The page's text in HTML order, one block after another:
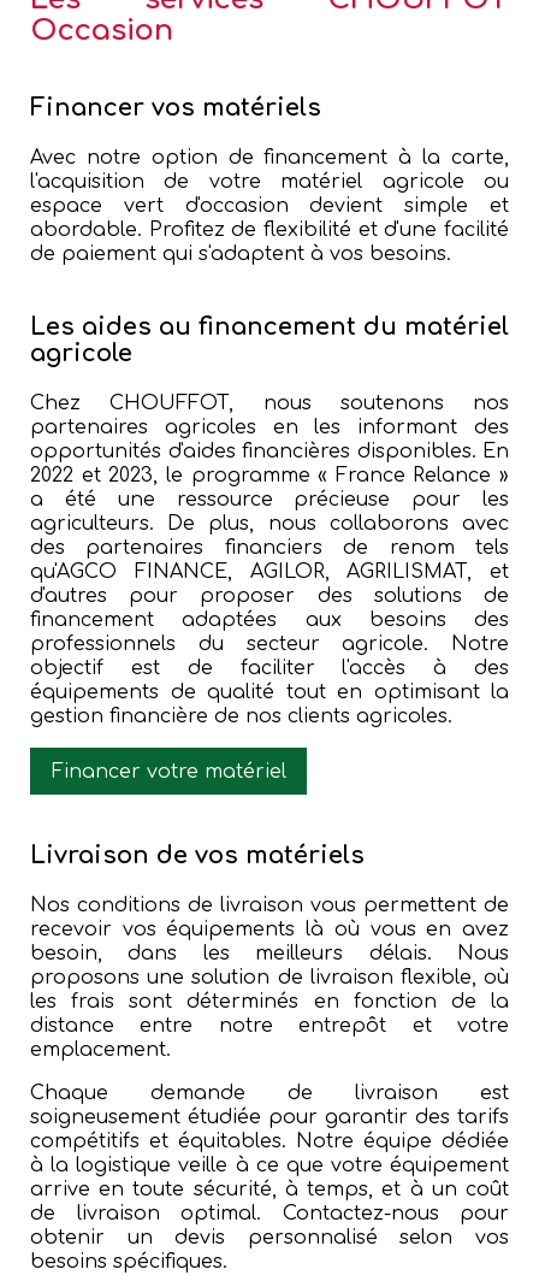
Occasion
Financer vos matériels
Avec notre option de financement à la carte,
l'acquisition de votre matériel agricole ou
espace vert d'occasion devient simple et
abordable. Profitez de flexibilité et d'une facilité
de paiement qui s'adaptent à vos besoins.
Les aides au financement du matériel
agricole
Chez CHOUFFOT, nous soutenons nos
partenaires agricoles en les informant des
opportunités d'aides financières disponibles. En
2022 et 2023, le programme « France Relance »
a été une ressource précieuse pour les
agriculteurs. De plus, nous collaborons avec
des partenaires financiers de renom tels
qu'AGCO FINANCE, AGILOR, AGRILISMAT, et
d'autres pour proposer des solutions de
financement adaptées aux besoins des
professionnels du secteur agricole. Notre
objectif est de faciliter l'accès à des
équipements de qualité tout en optimisant la
gestion financière de nos clients agricoles.
Financer votre matériel
Livraison de vos matériels
Nos conditions de livraison vous permettent de
recevoir vos équipements là où vous en avez
besoin, dans les meilleurs délais. Nous
proposons une solution de livraison flexible, où
les frais sont déterminés en fonction de la
distance entre notre entrepôt et votre
emplacement.
Chaque demande de livraison est
soigneusement étudiée pour garantir des tarifs
compétitifs et équitables. Notre équipe dédiée
à la logistique veille à ce que votre équipement
arrive en toute sécurité, à temps, et à un coût
de livraison optimal. Contactez-nous pour
obtenir un devis personnalisé selon vos
besoins spécifiques.